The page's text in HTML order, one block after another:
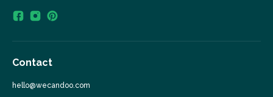
Contact
hello@wecandoo.com